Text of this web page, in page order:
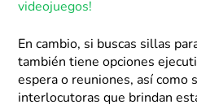
videojuegos!
En cambio, si buscas sillas
también tiene opciones
espera o reuniones, así como
interlocutoras que brindan